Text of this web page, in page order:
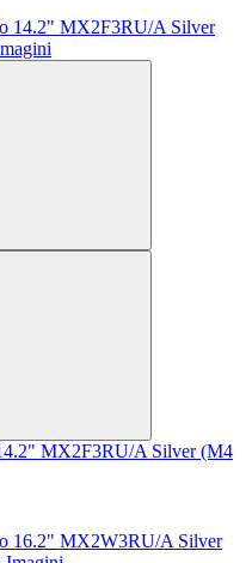
MX2F3RU/A Silver (M4